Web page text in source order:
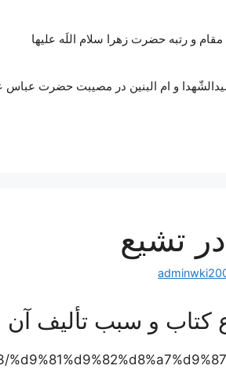
مقام و رتبه حضرت زهرا سلام اللَه علیها
و ام البنین در مصیبت حضرت عباس
تشیع
کتاب و سبب تألیف آن